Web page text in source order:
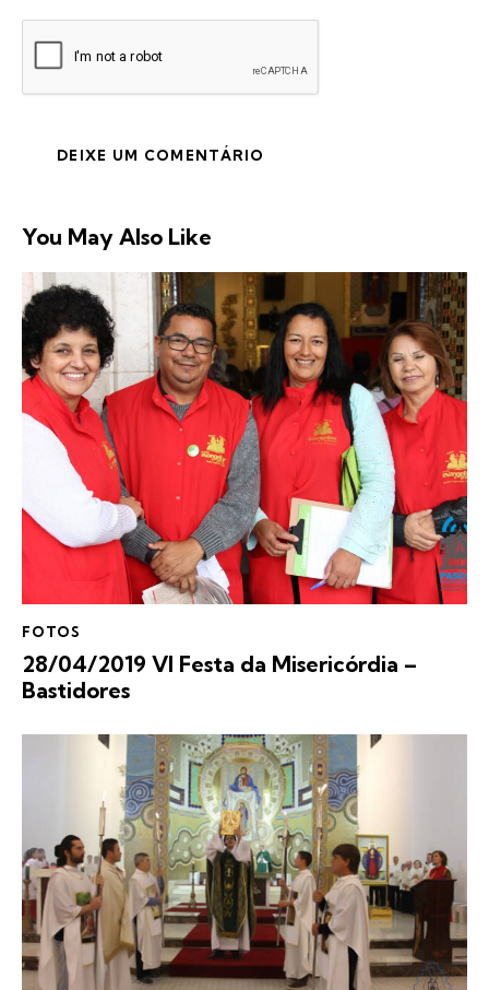
You May Also Like
FOTOS
28/04/2019 VI Festa da Misericórdia –
Bastidores